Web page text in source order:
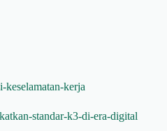
kerja
standar-k3-di-era-digital